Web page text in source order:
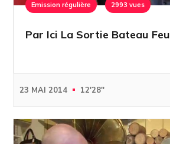
Emission régulière 2993 vues
Par Ici La Sortie Bateau Feu
23 MAI 2014 12'28''